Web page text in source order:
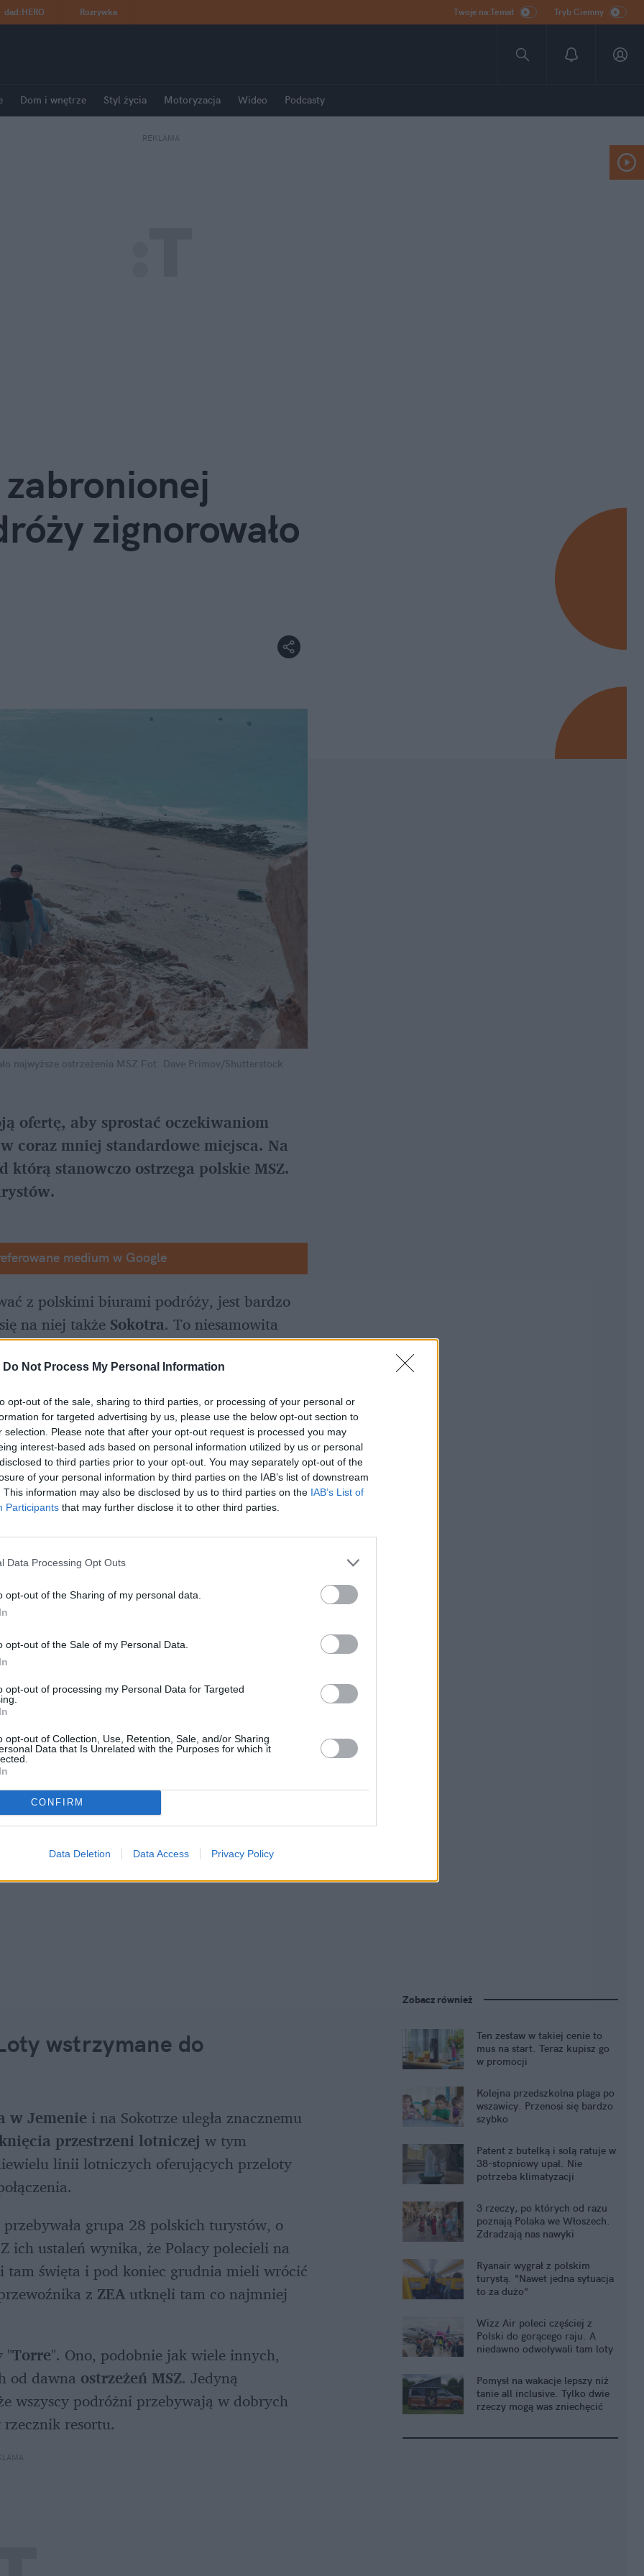
Do Not Process My Personal Information
opt-out of the sale, sharing to third parties, or processing of your personal or
for targeted advertising by us, please use the below opt-out section to
selection. Please note that after your opt-out request is processed you may
interest-based ads based on personal information utilized by us or personal
to third parties prior to your opt-out. You may separately opt-out of the
of your personal information by third parties on the IAB’s list of downstream
This information may also be disclosed by us to third parties on the IAB’s List of
Participants that may further disclose it to other third parties.
Data Processing Opt Outs
opt-out of the Sharing of my personal data.
opt-out of the Sale of my Personal Data.
opt-out of processing my Personal Data for Targeted
opt-out of Collection, Use, Retention, Sale, and/or Sharing
Data that Is Unrelated with the Purposes for which it
CONFIRM
Data Deletion Data Access Privacy Policy
dad:HERO Rozrywka Twoje na:Temat Tryb Ciemny
Dom i wnętrze Styl życia Motoryzacja Wideo Podcasty
REKLAMA
zignorowało
najwyższe ostrzeżenia MSZ Fot. Dave Primov/Shutterstock
ofertę, aby sprostać oczekiwaniom
coraz mniej standardowe miejsca. Na
stanowczo ostrzega polskie MSZ.
medium w Google
z polskimi biurami podróży, jest bardzo
na niej także Sokotra. To niesamowita
. Problem polega na tym, że należy ona do
To i najwyższe możliwe ostrzeżenia
wstrzymane do
w Jemenie i na Sokotrze uległa znacznemu
przestrzeni lotniczej w tym
linii lotniczych oferujących przeloty
grupa 28 polskich turystów, o
ich ustaleń wynika, że Polacy polecieli na
tam święta i pod koniec grudnia mieli wrócić
z ZEA utknęli tam co najmniej
"Torre". Ono, podobnie jak wiele innych,
od dawna ostrzeżeń MSZ. Jedyną
wszyscy podróżni przebywają w dobrych
resortu.
Zobacz również
Ten zestaw w takiej cenie to
mus na start. Teraz kupisz go
w promocji
Kolejna przedszkolna plaga po
wszawicy. Przenosi się bardzo
szybko
Patent z butelką i solą ratuje w
38-stopniowy upał. Nie
potrzeba klimatyzacji
3 rzeczy, po których od razu
poznają Polaka we Włoszech.
Zdradzają nas nawyki
Ryanair wygrał z polskim
turystą. "Nawet jedna sytuacja
to za dużo"
Wizz Air poleci częściej z
Polski do gorącego raju. A
niedawno odwoływali tam loty
Pomysł na wakacje lepszy niż
tanie all inclusive. Tylko dwie
rzeczy mogą was zniechęcić